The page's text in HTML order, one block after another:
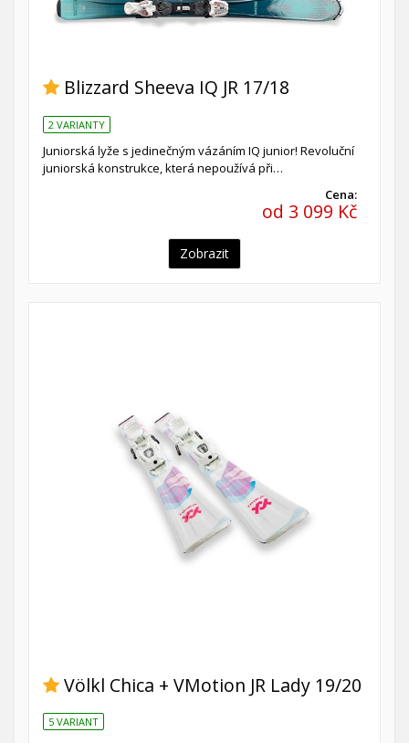
Blizzard Sheeva IQ JR 17/18
2 VARIANTY
Juniorská lyže s jedinečným vázáním IQ junior! Revoluční
juniorská konstrukce, která nepoužívá při…
Cena:
od 3 099 Kč
Zobrazit
Völkl Chica + VMotion JR Lady 19/20
5 VARIANT